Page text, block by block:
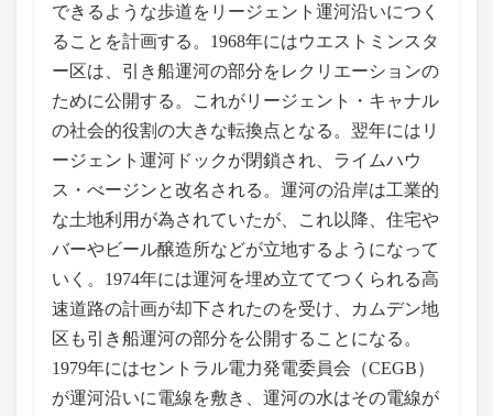
できるような歩道をリージェント運河沿いにつく
ることを計画する。1968年にはウエストミンスタ
ー区は、引き船運河の部分をレクリエーションの
ために公開する。これがリージェント・キャナル
の社会的役割の大きな転換点となる。翌年にはリ
ージェント運河ドックが閉鎖され、ライムハウ
ス・べージンと改名される。運河の沿岸は工業的
な土地利用が為されていたが、これ以降、住宅や
バーやビール醸造所などが立地するようになって
いく。1974年には運河を埋め立ててつくられる高
速道路の計画が却下されたのを受け、カムデン地
区も引き船運河の部分を公開することになる。
1979年にはセントラル電力発電委員会（CEGB）
が運河沿いに電線を敷き、運河の水はその電線が